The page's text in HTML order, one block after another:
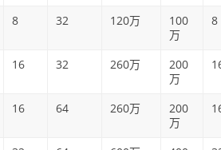
8 32 120万
100
万
8
16 32 260万
200
万
16 64 260万
200
万